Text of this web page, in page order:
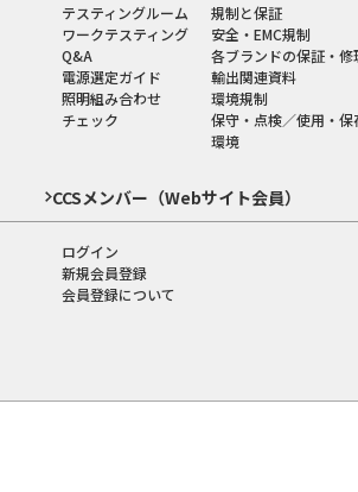
テスティングルーム
ワークテスティング
Q&A
電源選定ガイド
照明組み合わせ
チェック
規制と保証
安全・EMC規制
各ブランドの保証・修
輸出関連資料
環境規制
保守・点検／使用・保
環境
CCSメンバー（Webサイト会員）
ログイン
新規会員登録
会員登録について